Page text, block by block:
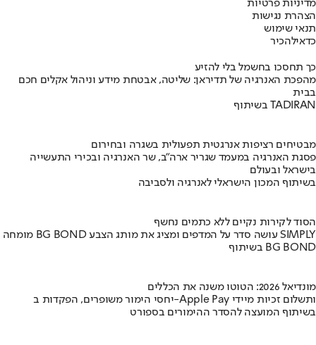
מדיניות פרטיות
הצהרת נגישות
תנאי שימוש
כדאילהכיר
כך תחסכו בחשמל בלי להזיע
מהפכת האנרגיה של תדיראן: שליטה, אבטחת מידע וניהול אקלים חכם
בבית
בשיתוף TADIRAN
מבטיחים רציפות אנרגטית תפעולית בשגרה ובחירום
פסגת האנרגיה במעמד שגריר ארה"ב, שר האנרגיה ובכירי התעשייה
בישראל ובעולם
בשיתוף המכון הישראלי לאנרגיה ולסביבה
הסוד לקירות נקיים ללא כתמים נחשף
מומחה BG BOND עושה סדר על המדפים ומציג את מותג הצבע SIMPLY
בשיתוף BG BOND
מונדיאל 2026: הטוטו משנה את הכללים
יחסי הימור משופרים, הפקדות ב-Apple Pay ותשלום זכיות מיידי
בשיתוף המועצה להסדר ההימורים בספורט